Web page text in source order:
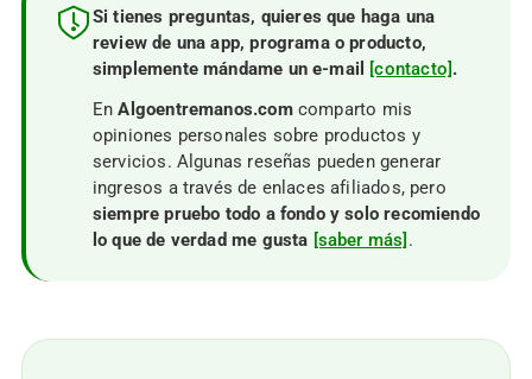
Si tienes preguntas, quieres que haga una
review de una app, programa o producto,
simplemente mándame un e-mail [contacto].
EnAlgoentremanos.comcomparto mis
opiniones personales sobre productos y
servicios. Algunas reseñas pueden generar
ingresos a través de enlaces afiliados, pero
siempre pruebo todo a fondo y solo recomiendo
lo que de verdad me gusta [saber más] .